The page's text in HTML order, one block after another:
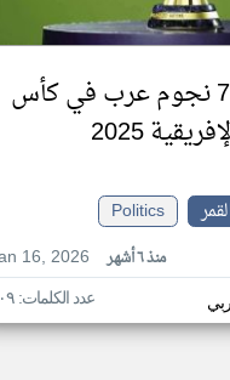
أفضل 7 نجوم عرب في كأس
2025
Politics
16, 2026
منذ ٦ أشهر
عدد الكلمات: ١٠٩